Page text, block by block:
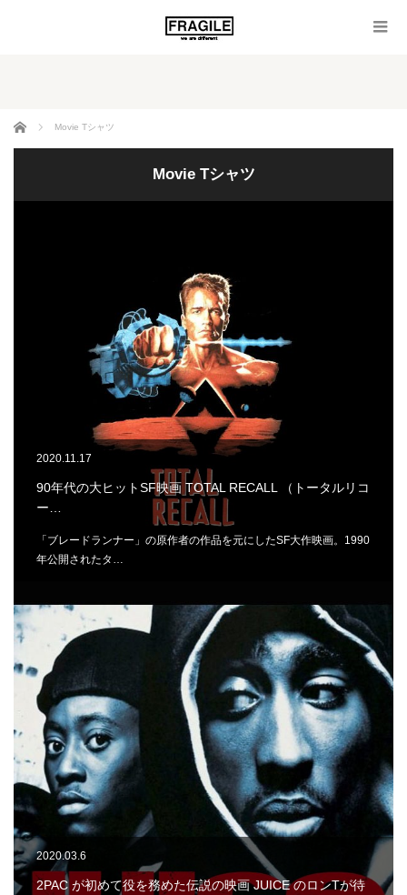
ホーム Movie Tシャツ
Movie Tシャツ
2020.11.17
90年代の大ヒットSF映画 TOTAL RECALL （トータルリコ
ー…
「ブレードランナー」の原作者の作品を元にしたSF大作映画。1990
年公開されたタ…
2020.03.6
2PAC が初めて役を務めた伝説の映画 JUICE のロンTが待